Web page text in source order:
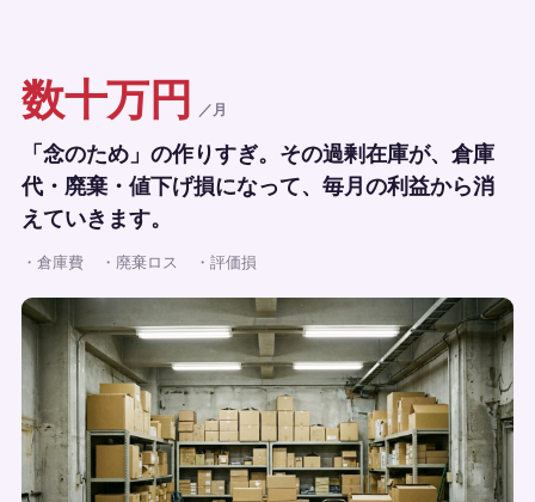
数十万円 ／月
「念のため」の作りすぎ。その過剰在庫が、倉庫
代・廃棄・値下げ損になって、毎月の利益から消
えていきます。
・倉庫費 ・廃棄ロス ・評価損